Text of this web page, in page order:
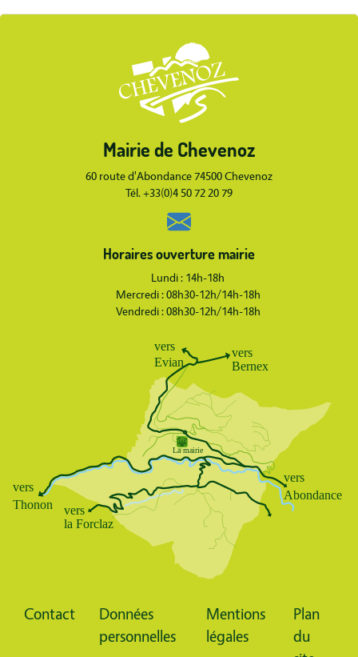
Mairie de Chevenoz
60 route d'Abondance 74500 Chevenoz
Tél. +33(0)4 50 72 20 79
Horaires ouverture mairie
Lundi : 14h-18h
Mercredi : 08h30-12h/14h-18h
Vendredi : 08h30-12h/14h-18h
Pied
Contact
Données
personnelles
Mentions
légales
Plan
du